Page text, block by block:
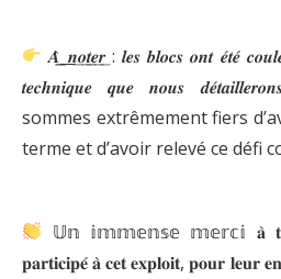
𝑨̀͟͟ ͟𝒏͟𝒐͟𝒕͟𝒆͟𝒓͟ : 𝒍𝒆𝒔 𝒃𝒍𝒐𝒄𝒔 𝒐𝒏𝒕 𝒆́𝒕𝒆́
𝒕𝒆𝒄𝒉𝒏𝒊𝒒𝒖𝒆 𝒒𝒖𝒆 𝒏𝒐𝒖𝒔
sommes extrêmement fiers
terme et d’avoir relevé ce défi
𝕌𝕟 𝕚𝕞𝕞𝕖𝕟𝕤𝕖 𝕞𝕖𝕣𝕔𝕚 𝐚̀ 𝐭𝐨𝐮𝐬
𝐩𝐚𝐫𝐭𝐢𝐜𝐢𝐩𝐞́ 𝐚̀ 𝐜𝐞𝐭 𝐞𝐱𝐩𝐥𝐨𝐢𝐭, 𝐩𝐨𝐮𝐫 𝐥𝐞𝐮𝐫